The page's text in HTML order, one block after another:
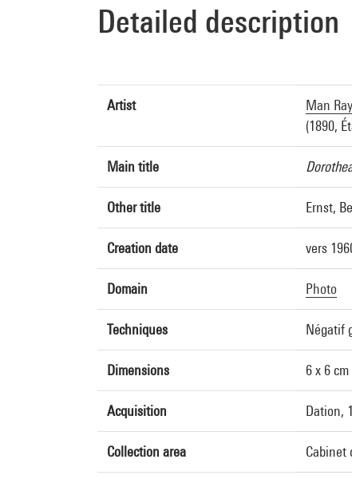
Detailed description
Artist
Man
(1890,
Main title
Other title Ernst,
Creation date vers
Domain Photo
Techniques Négatif
Dimensions 6 x 6 cm
Acquisition Dation,
Collection area Cabinet